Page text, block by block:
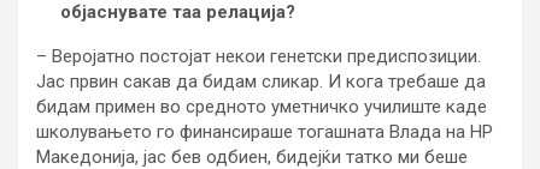
објаснувате таа релација?
– Веројатно постојат некои генетски предиспозиции.
Јас првин сакав да бидам сликар. И кога требаше да
бидам примен во средното уметничко училиште каде
школувањето го финансираше тогашната Влада на НР
Македонија, јас бев одбиен, бидејќи татко ми беше